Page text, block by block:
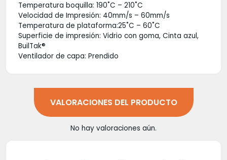
Temperatura boquilla: 190˚C – 210˚C
Velocidad de Impresión: 40mm/s – 60mm/s
Temperatura de plataforma:25˚C – 60˚C
Superficie de impresión: Vidrio con goma, Cinta azul,
BuilTak®
Ventilador de capa: Prendido
VALORACIONES DEL PRODUCTO
No hay valoraciones aún.